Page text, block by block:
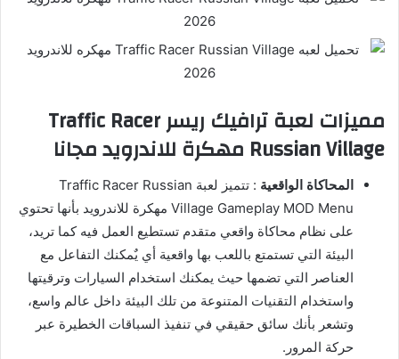
مميزات لعبة ترافيك ريسر Traffic Racer
Russian Village مهكرة للاندرويد مجانا
المحاكاة الواقعية
: تتميز لعبة Traffic Racer Russian
Village Gameplay MOD Menu مهكرة للاندرويد بأنها تحتوي
على نظام محاكاة واقعي متقدم تستطيع العمل فيه كما تريد،
البيئة التي تستمتع باللعب بها واقعية أي يٌمكنك التفاعل مع
العناصر التي تضمها حيث يمكنك استخدام السيارات وترقيتها
واستخدام التقنيات المتنوعة من تلك البيئة داخل عالم واسع،
وتشعر بأنك سائق حقيقي في تنفيذ السباقات الخطيرة عبر
حركة المرور.